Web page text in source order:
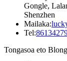
Gongle,
Shenzhen
Mailaka:
Tel:
Tongasoa eto